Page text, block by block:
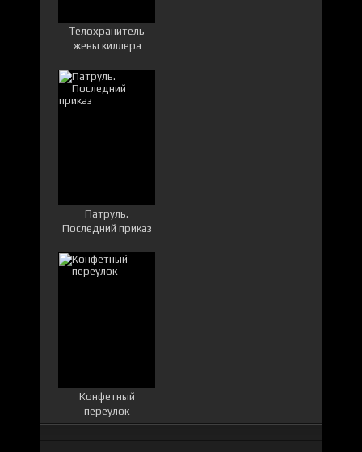
Телохранитель
жены киллера
Патруль.
Последний приказ
Конфетный
переулок